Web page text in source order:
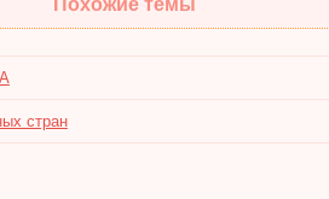
стран